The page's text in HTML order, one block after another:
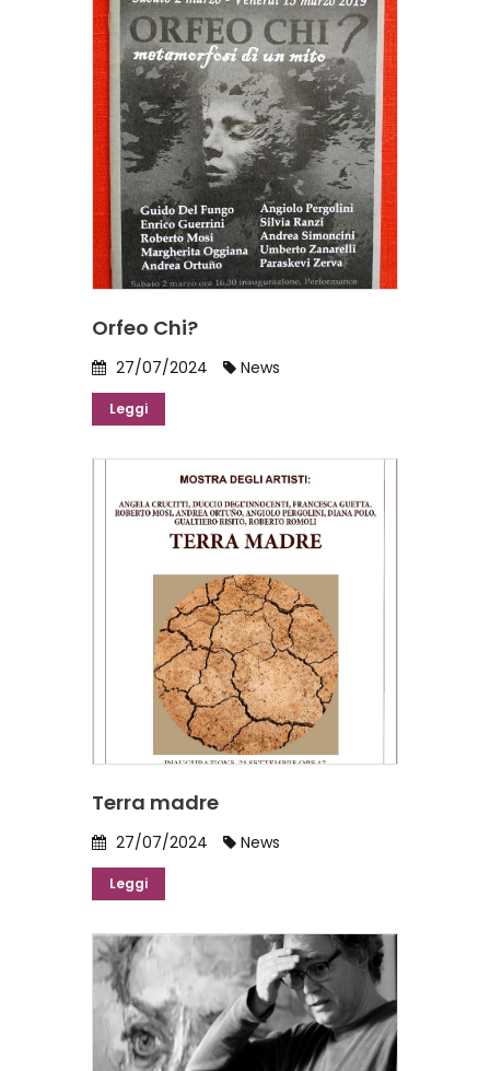
Orfeo Chi?
27/07/2024 News
Leggi
Terra madre
27/07/2024 News
Leggi